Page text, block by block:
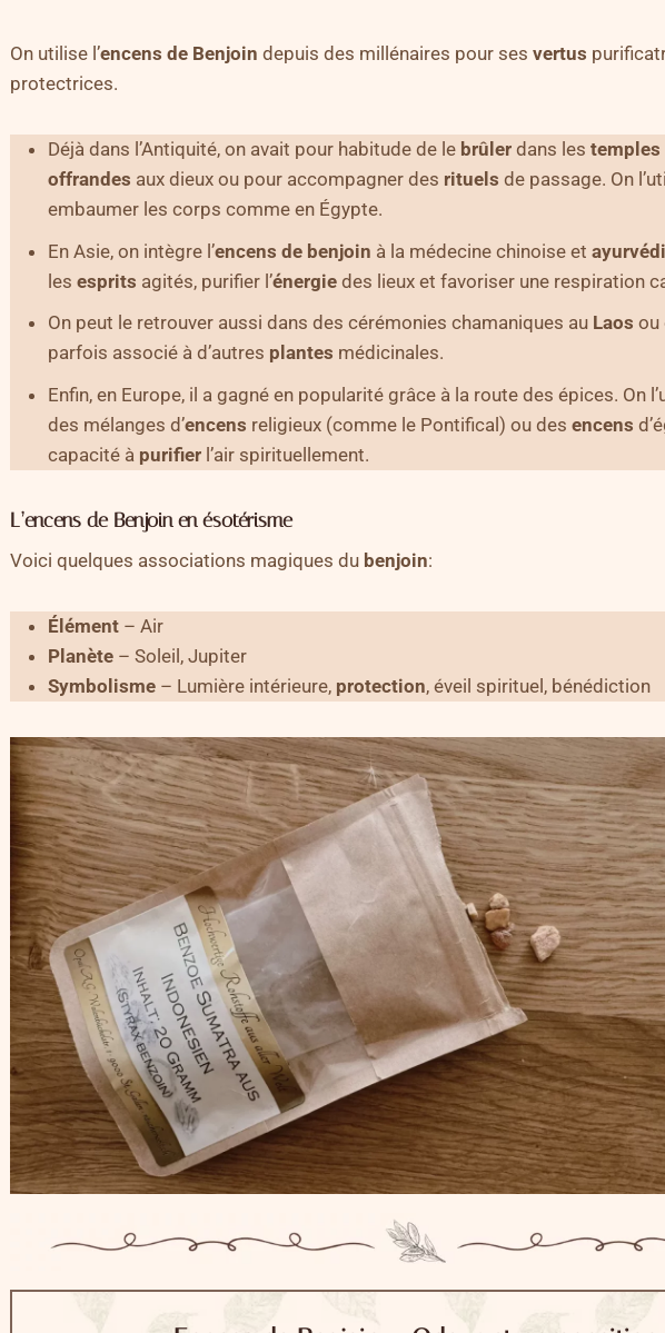
On utilise l’encens de Benjoin depuis des millénaires pour ses vertus
protectrices.
Déjà dans l’Antiquité, on avait pour habitude de le brûler dans les temples
offrandes aux dieux ou pour accompagner des rituels de passage. On
embaumer les corps comme en Égypte.
En Asie, on intègre l’encens de benjoin à la médecine chinoise et
les esprits agités, purifier l’énergie des lieux et favoriser une respiration
On peut le retrouver aussi dans des cérémonies chamaniques au Laos ou
parfois associé à d’autres plantes médicinales.
Enfin, en Europe, il a gagné en popularité grâce à la route des épices. On
des mélanges d’encens religieux (comme le Pontifical) ou des encens
capacité à purifier l’air spirituellement.
L’encens de Benjoin en ésotérisme
Voici quelques associations magiques du benjoin:
Élément – Air
Planète – Soleil, Jupiter
Symbolisme – Lumière intérieure, protection, éveil spirituel, bénédiction